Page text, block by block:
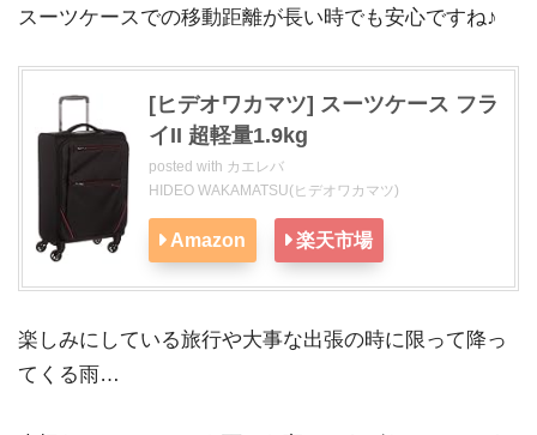
スーツケースでの移動距離が長い時でも安心ですね♪
[ヒデオワカマツ] スーツケース フラ
イII 超軽量1.9kg
posted with カエレバ
HIDEO WAKAMATSU(ヒデオワカマツ)
Amazon 楽天市場
楽しみにしている旅行や大事な出張の時に限って降っ
てくる雨…